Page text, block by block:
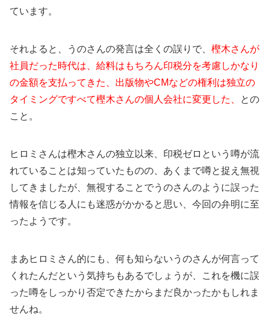
ています。
それよると、うのさんの発言は全くの誤りで、 樫木さんが
社員だった時代は、給料はもちろん印税分を考慮しかなり
の金額を支払ってきた、出版物やCMなどの権利は独立の
タイミングですべて樫木さんの個人会社に変更した、
との
こと。
ヒロミさんは樫木さんの独立以来、印税ゼロという噂が流
れていることは知っていたものの、あくまで噂と捉え無視
してきましたが、無視することでうのさんのように誤った
情報を信じる人にも迷惑がかかると思い、今回の弁明に至
ったようです。
まあヒロミさん的にも、何も知らないうのさんが何言って
くれたんだという気持ちもあるでしょうが、これを機に誤
った噂をしっかり否定できたからまだ良かったかもしれま
せんね。